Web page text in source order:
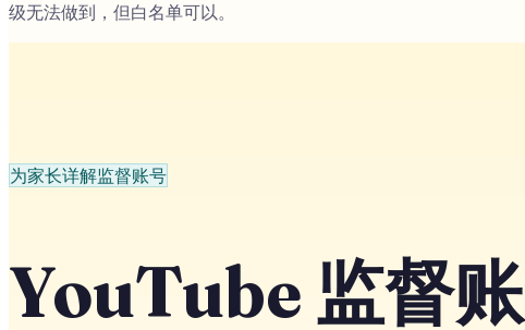
级无法做到，但白名单可以。
为家长详解监督账号
YouTube 监督